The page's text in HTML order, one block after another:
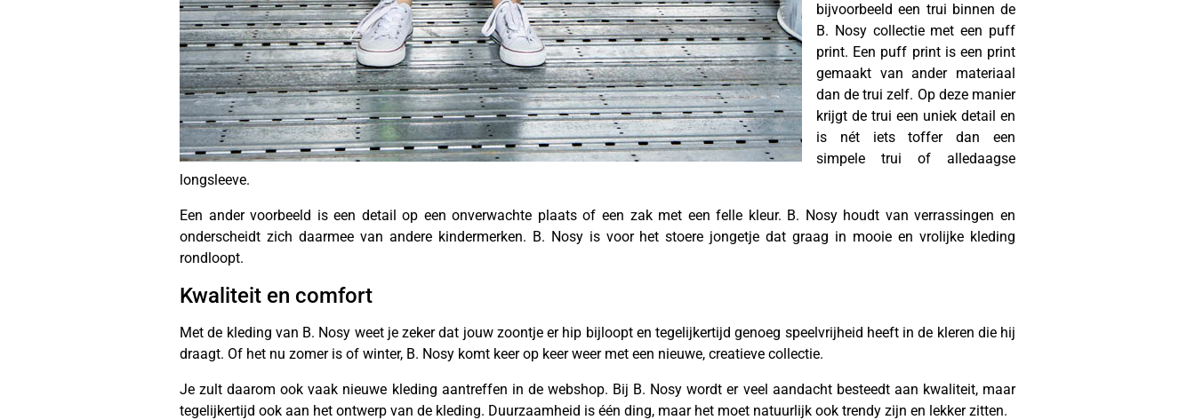
bijvoorbeeld een trui binnen de
B. Nosy collectie met een puff
print. Een puff print is een print
gemaakt van ander materiaal
dan de trui zelf. Op deze manier
krijgt de trui een uniek detail en
is nét iets toffer dan een
simpele trui of alledaagse
longsleeve.
Een ander voorbeeld is een detail op een onverwachte plaats of een zak met een felle kleur. B. Nosy houdt van verrassingen en
onderscheidt zich daarmee van andere kindermerken. B. Nosy is voor het stoere jongetje dat graag in mooie en vrolijke kleding
rondloopt.
Kwaliteit en comfort
Met de kleding van B. Nosy weet je zeker dat jouw zoontje er hip bijloopt en tegelijkertijd genoeg speelvrijheid heeft in de kleren die hij
draagt. Of het nu zomer is of winter, B. Nosy komt keer op keer weer met een nieuwe, creatieve collectie.
Je zult daarom ook vaak nieuwe kleding aantreffen in de webshop. Bij B. Nosy wordt er veel aandacht besteedt aan kwaliteit, maar
tegelijkertijd ook aan het ontwerp van de kleding. Duurzaamheid is één ding, maar het moet natuurlijk ook trendy zijn en lekker zitten.